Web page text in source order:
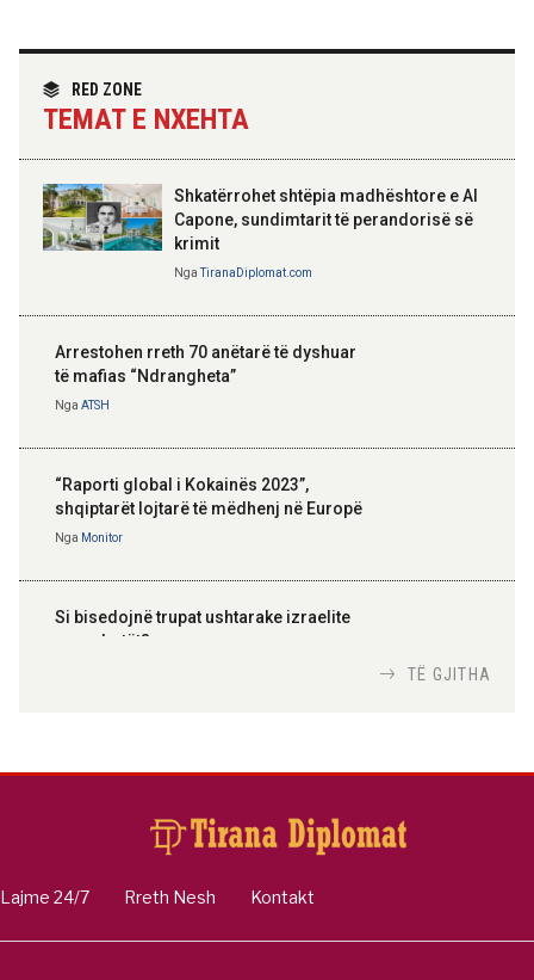
partneritetit strategjik
RED ZONE
TEMAT E NXEHTA
Shkatërrohet shtëpia madhështore e Al
Capone, sundimtarit të perandorisë së
krimit
Nga TiranaDiplomat.com
Arrestohen rreth 70 anëtarë të dyshuar
të mafias “Ndrangheta”
Nga ATSH
“Raporti global i Kokainës 2023”,
shqiptarët lojtarë të mëdhenj në Europë
Nga Monitor
Si bisedojnë trupat ushtarake izraelite
me robotët?
inteligjente izraelite
TË GJITHA
Lajme 24/7 Rreth Nesh Kontakt